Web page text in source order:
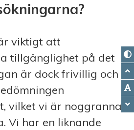
viktigt att
tillgänglighet på det
är dock frivillig och
vilket vi är noggranna
Vi har en liknande